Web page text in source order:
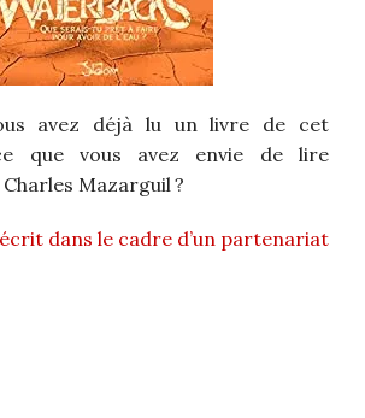
avez déjà lu un livre de cet
que vous avez envie de lire
Mazarguil ?
dans le cadre d’un partenariat